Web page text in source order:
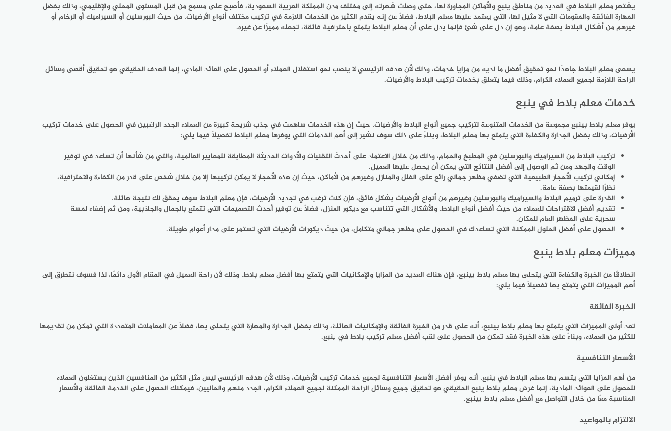
يشتهر معلم البلاط في العديد من مناطق ينبع والأماكن المجاورة لها، حتى وصلت شهرته إلى مختلف مدن المملكة العربية السعودية، فأصبح على مسمع من قبل المستوى المحلي والإقليمي، وذلك بفضل
المهارة الفائقة والمقومات التي لا مثيل لها، التي يعتمد عليها معلم البلاط، فضلًا عن إنه يقدم الكثير من الخدمات اللازمة في تركيب مختلف أنواع الأرضيات، من حيث البورسلين أو السيراميك أو الرخام أو
غيرهم من أشكال البلاط بصفة عامة، وهو إن دل على شئ فإنما يدل على أن معلم البلاط يتمتع باحترافية فائقة، تجعله مميزًا عن غيره.
يسعى معلم البلاط جاهدًا نحو تحقيق أفضل ما لديه من مزايا خدمات، وذلك لأن هدفه الرئيسي لا ينصب نحو استغلال العملاء أو الحصول على العائد المادي، إنما الهدف الحقيقي هو تحقيق أقصى وسائل
الراحة اللازمة لجميع العملاء الكرام، وذلك فيما يتعلق بخدمات تركيب البلاط والأرضيات.
خدمات معلم بلاط في ينبع
يوفر معلم بلاط بينبع مجموعة من الخدمات المتنوعة لتركيب جميع أنواع البلاط والأرضيات، حيث إن هذه الخدمات ساهمت في جذب شريحة كبيرة من العملاء الجدد الراغبين في الحصول على خدمات تركيب
الأرضيات، وذلك بفضل الجدارة والكفاءة التي يتمتع بها معلم البلاط، وبناءً على ذلك سوف نشير إلى أهم الخدمات التي يوفرها معلم البلاط تفصيلًا فيما يلي:
تركيب البلاط من السيراميك والبورسلين في المطبخ والحمام، وذلك من خلال الاعتماد على أحدث التقنيات والأدوات الحديثة المطابقة للمعايير العالمية، والتي من شأنها أن تساعد في توفير
الوقت والجهد ومن ثم الوصول إلى أفضل النتائج التي يمكن أن يحصل عليها العميل.
إمكاني تركيب الأحجار الطبيعية التي تضفي مظهر جمالي رائع على الفلل والمنازل وغيرهم من الأماكن، حيث إن هذه الأحجار لا يمكن تركيبها إلا من خلال شخص على قدر من الكفاءة والاحترافية،
نظرًا لقيمتها بصفة عامة.
القدرة على ترميم البلاط والسيراميك والبورسلين وغيرهم من أنواع الأرضيات بشكل فائق، فإن كنت ترغب في تجديد الأرضيات، فإن معلم البلاط سوف يحقق لك نتيجة هائلة.
تقديم أفضل الاقتراحات للعملاء من حيث أفضل أنواع البلاط، والأشكال التي تتناسب مع ديكور المنزل، فضلًا عن توفير أحدث التصميمات التي تتمتع بالجمال والجاذبية، ومن ثم إضفاء لمسة
سحرية على المظهر العام للمكان.
الحصول على أفضل الحلول الممكنة التي تساعدك في الحصول على مظهر جمالي متكامل، من حيث ديكورات الأرضيات التي تستمر على مدار أعوام طويلة.
مميزات معلم بلاط ينبع
انطلاقًا من الخبرة والكفاءة التي يتحلى بها معلم بلاط بينبع، فإن هناك العديد من المزايا والإمكانيات التي يتمتع بها أفضل معلم بلاط، وذلك لأن راحة العميل في المقام الأول دائمًا، لذا فسوف نتطرق إلى
أهم المميزات التي يتمتع بها تفصيلًا فيما يلي:
الخبرة الفائقة
تعد أولى المميزات التي يتمتع بها معلم بلاط بينبع، أنه على قدر من الخبرة الفائقة والإمكانيات الهائلة، وذلك بفضل الجدارة والمهارة التي يتحلى بها، فضلًا عن المعاملات المتعددة التي تمكن من تقديمها
للكثير من العملاء، وبناءً على هذه الخبرة فقد تمكن من الحصول على لقب أفضل معلم تركيب بلاط في ينبع.
الأسعار التنافسية
من أهم المزايا التي يتسم بها معلم البلاط في ينبع، أنه يوفر أفضل الأسعار التنافسية لجميع خدمات تركيب الأرضيات، وذلك لأن هدفه الرئيسي ليس مثل الكثير من المنافسين الذين يستغلون العملاء
للحصول على العوائد المادية، إنما غرض معلم بلاط ينبع الحقيقي هو تحقيق جميع وسائل الراحة الممكنة لجميع العملاء الكرام، الجدد منهم والحاليين، فيمكنك الحصول على الخدمة الفائقة والأسعار
المناسبة معًا من خلال التواصل مع أفضل معلم بلاط بينبع.
الالتزام بالمواعيد